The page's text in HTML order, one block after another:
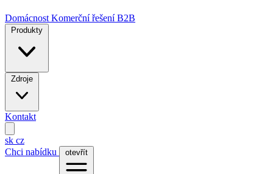
Domácnost Komerční řešeníB2B
Produkty
Zdroje
Kontakt
sk cz
Chci nabídku
otevřít